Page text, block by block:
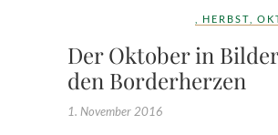
HERBST
Der Oktober in
den Borderherzen
1. November 2016